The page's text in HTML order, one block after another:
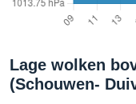
Lage wolken
(Schouwen-